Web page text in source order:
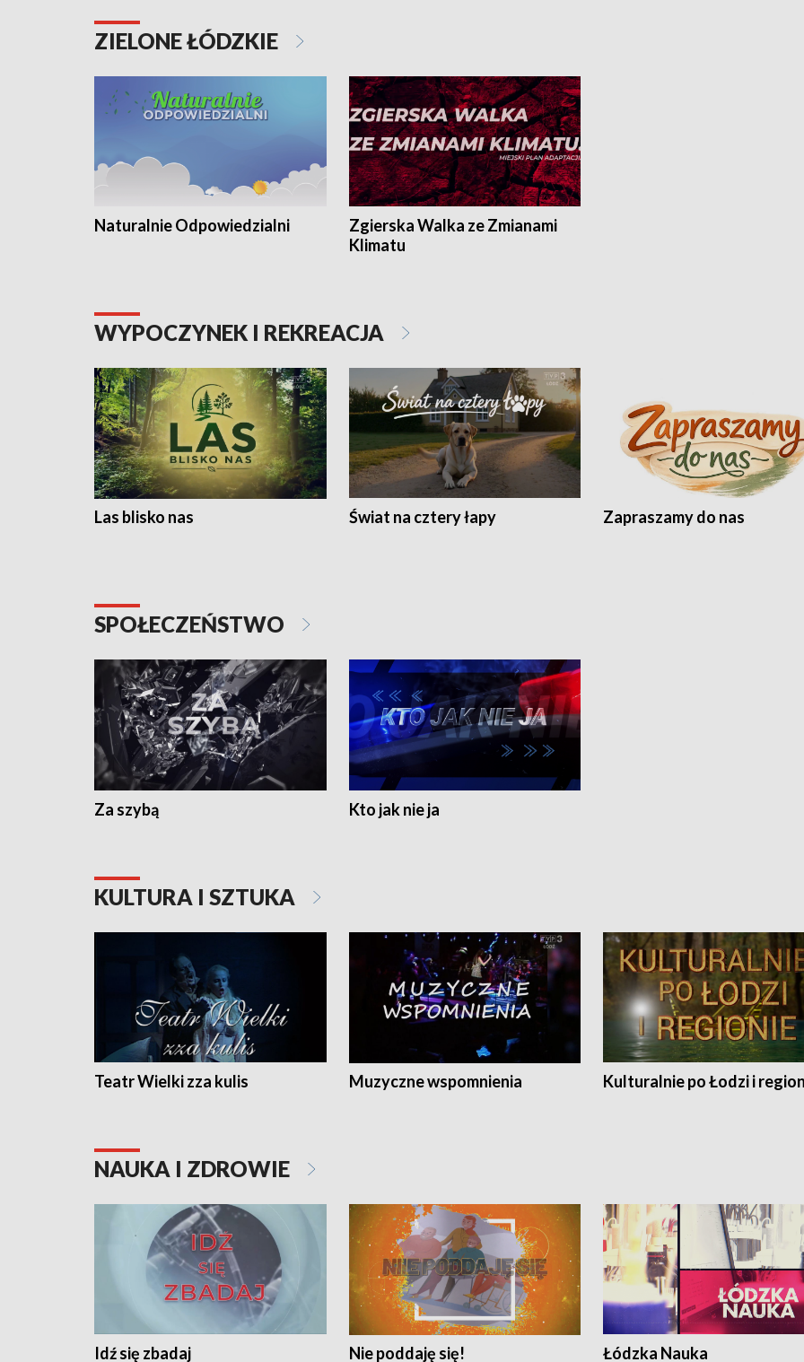
ZIELONE ŁÓDZKIE
Naturalnie Odpowiedzialni
Zgierska Walka ze Zmianami
Klimatu
WYPOCZYNEK I REKREACJA
Las blisko nas Świat na cztery łapy Zapraszamy do nas
SPOŁECZEŃSTWO
Za szybą Kto jak nie ja
KULTURA I SZTUKA
Teatr Wielki zza kulis Muzyczne wspomnienia Kulturalnie po Łodzi i
NAUKA I ZDROWIE
Idź się zbadaj Nie poddaję się! Łódzka Nauka